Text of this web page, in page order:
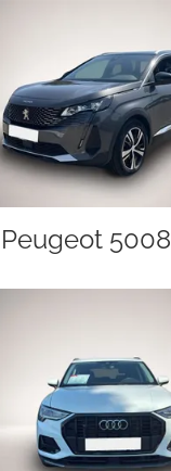
Peugeot 5008